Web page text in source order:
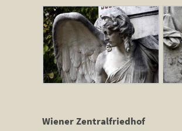
Wiener Zentralfriedhof